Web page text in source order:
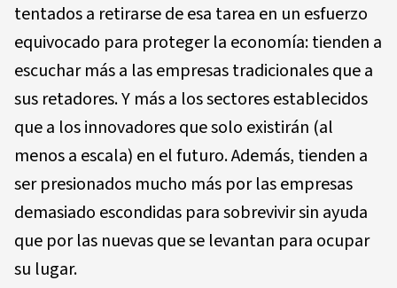
tentados a retirarse de esa tarea en un esfuerzo
equivocado para proteger la economía: tienden a
escuchar más a las empresas tradicionales que a
sus retadores. Y más a los sectores establecidos
que a los innovadores que solo existirán (al
menos a escala) en el futuro. Además, tienden a
ser presionados mucho más por las empresas
demasiado escondidas para sobrevivir sin ayuda
que por las nuevas que se levantan para ocupar
su lugar.